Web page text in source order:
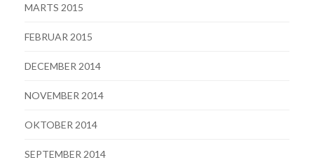
MARTS 2015
FEBRUAR 2015
DECEMBER 2014
NOVEMBER 2014
OKTOBER 2014
SEPTEMBER 2014